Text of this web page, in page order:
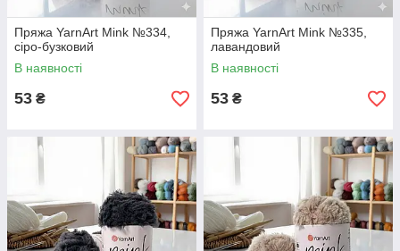
Пряжа YarnArt Mink №334,
сіро-бузковий
В наявності
53 ₴
Пряжа YarnArt Mink №335,
лавандовий
В наявності
53 ₴